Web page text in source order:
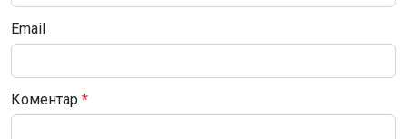
Email
Коментар *